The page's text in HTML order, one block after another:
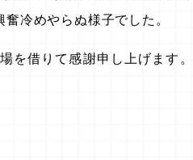
冷めやらぬ様子でした。
を借りて感謝申し上げます